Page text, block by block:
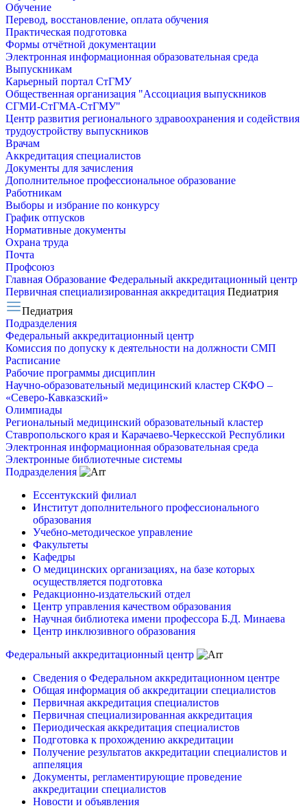
Обучение
Перевод, восстановление, оплата обучения
Практическая подготовка
Формы отчётной документации
Электронная информационная образовательная среда
Выпускникам
Карьерный портал СтГМУ
Общественная организация "Ассоциация выпускников
СГМИ-СтГМА-СтГМУ"
Центр развития регионального здравоохранения и содействия
трудоустройству выпускников
Врачам
Аккредитация специалистов
Документы для зачисления
Дополнительное профессиональное образование
Работникам
Выборы и избрание по конкурсу
График отпусков
Нормативные документы
Охрана труда
Почта
Профсоюз
Главная Образование Федеральный аккредитационный центр
Первичная специализированная аккредитация Педиатрия
Педиатрия
Подразделения
Федеральный аккредитационный центр
Комиссия по допуску к деятельности на должности СМП
Расписание
Рабочие программы дисциплин
Научно-образовательный медицинский кластер СКФО –
«Северо-Кавказский»
Олимпиады
Региональный медицинский образовательный кластер
Ставропольского края и Карачаево-Черкесской Республики
Электронная информационная образовательная среда
Электронные библиотечные системы
Подразделения
Ессентукский филиал
Институт дополнительного профессионального
образования
Учебно-методическое управление
Факультеты
Кафедры
О медицинских организациях, на базе которых
осуществляется подготовка
Редакционно-издательский отдел
Центр управления качеством образования
Научная библиотека имени профессора Б.Д. Минаева
Центр инклюзивного образования
Федеральный аккредитационный центр
Сведения о Федеральном аккредитационном центре
Общая информация об аккредитации специалистов
Первичная аккредитация специалистов
Первичная специализированная аккредитация
Периодическая аккредитация специалистов
Подготовка к прохождению аккредитации
Получение результатов аккредитации специалистов и
аппеляция
Документы, регламентирующие проведение
аккредитации специалистов
Новости и объявления